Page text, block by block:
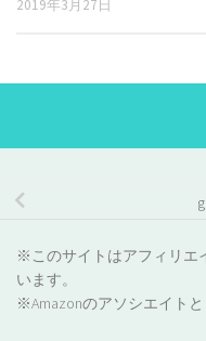
2019年3月27日
※このサイトはアフィリエ
います。
※Amazonのアソシエイト